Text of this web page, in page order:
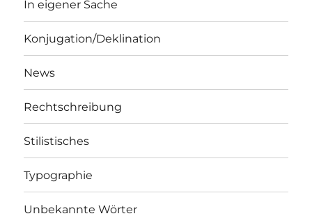
In eigener Sache
Konjugation/Deklination
News
Rechtschreibung
Stilistisches
Typographie
Unbekannte Wörter